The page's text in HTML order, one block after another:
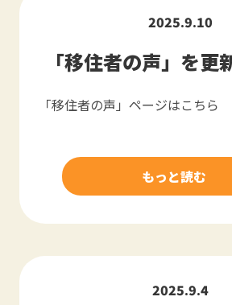
2025.9.10
「移住者の声」を更
「移住者の声」ページはこちら
もっと読む
2025.9.4